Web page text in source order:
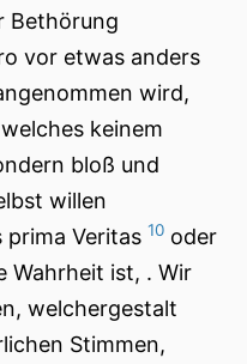
Bethörung
vor etwas anders
wird,
keinem
bloß und
willen
prima Veritas 10 oder
Wahrheit ist, . Wir
welchergestalt
Stimmen,